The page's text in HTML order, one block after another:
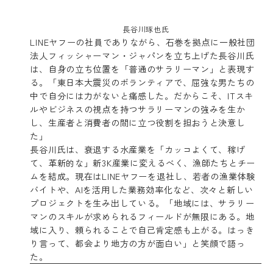
長谷川琢也氏
LINEヤフーの社員でありながら、石巻を拠点に一般社団
法人フィッシャーマン・ジャパンを立ち上げた長谷川氏
は、自身の立ち位置を「普通のサラリーマン」と表現す
る。「東日本大震災のボランティアで、屈強な男たちの
中で自分には力がないと痛感した。だからこそ、ITスキ
ルやビジネスの視点を持つサラリーマンの強みを生か
し、生産者と消費者の間に立つ役割を担おうと決意し
た」
長谷川氏は、衰退する水産業を「カッコよくて、稼げ
て、革新的な」新3K産業に変えるべく、漁師たちとチー
ムを結成。現在はLINEヤフーを退社し、若者の漁業体験
バイトや、AIを活用した業務効率化など、次々と新しい
プロジェクトを生み出している。「地域には、サラリー
マンのスキルが求められるフィールドが無限にある。地
域に入り、頼られることで自己肯定感も上がる。はっき
り言って、都会より地方の方が面白い」と笑顔で語っ
た。